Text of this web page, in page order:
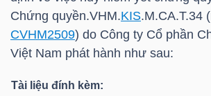
Chứng quyền.VHM.KIS.M.CA.T.34
CVHM2509) do Công ty Cổ phần
Việt Nam phát hành như sau:
Tài liệu đính kèm:
BẤT
ĐỘNG